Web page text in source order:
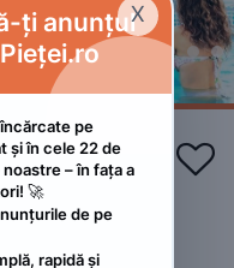
Pensiunea Fira Baia de Fier 
X
ți anunțul
pe
și în cele 22 de
– în fața a
🚀
de pe
rapidă și